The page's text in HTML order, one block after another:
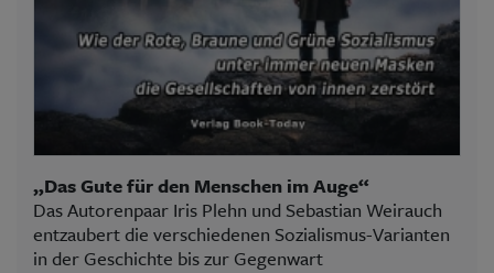
„Das Gute für den Menschen im Auge“
Das Autorenpaar Iris Plehn und Sebastian Weirauch
entzaubert die verschiedenen Sozialismus-Varianten
in der Geschichte bis zur Gegenwart